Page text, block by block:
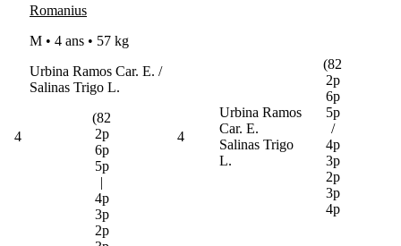
4
Romanius
M • 4 ans • 57 kg
Urbina Ramos Car. E. /
Salinas Trigo L.
(82
2p
6p
5p
|
4p
3p
2p
4
Urbina Ramos
Car. E.
Salinas Trigo
L.
(82
2p
6p
5p
/
4p
3p
2p
3p
4p